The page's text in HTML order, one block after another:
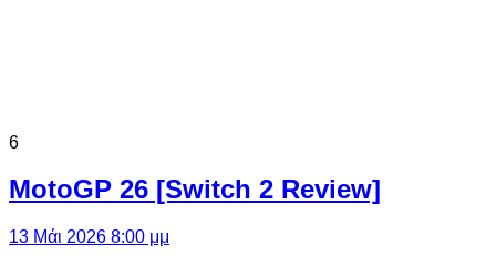
6
MotoGP 26 [Switch 2 Review]
13 Μάι 2026 8:00 μμ